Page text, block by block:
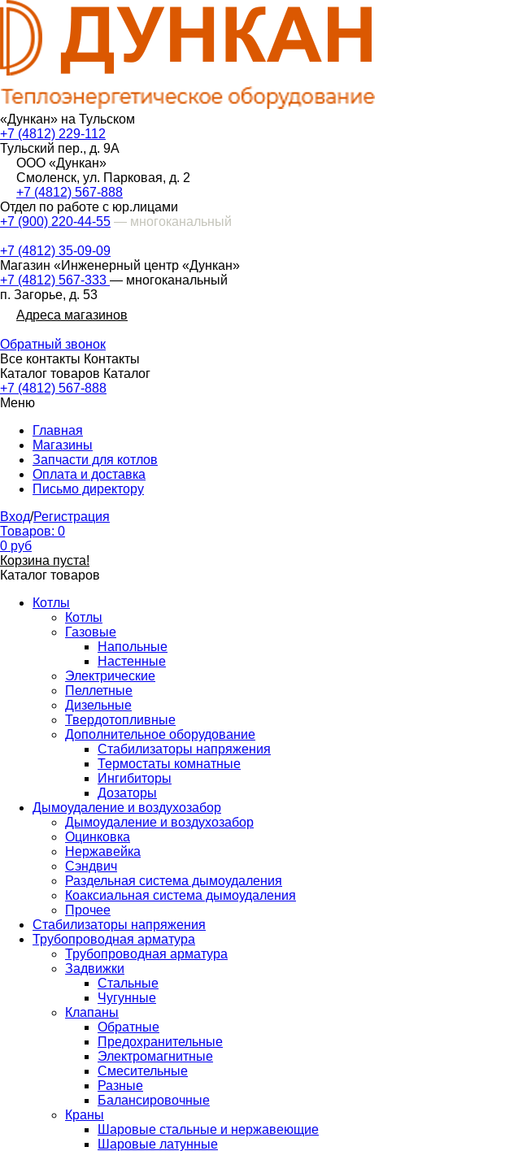
«Дункан» на Тульском
+7 (4812) 229-112
Тульский пер., д. 9А
ООО «Дункан»
Смоленск, ул. Парковая, д. 2
+7 (4812) 567-888
Отдел по работе с юр.лицами
+7 (900) 220-44-55 — многоканальный
+7 (4812) 35-09-09
Магазин «Инженерный центр «Дункан»
+7 (4812) 567-333 — многоканальный
п. Загорье, д. 53
Адреса магазинов
Обратный звонок
Все контакты Контакты
Каталог товаров Каталог
+7 (4812) 567-888
Меню
Главная
Магазины
Запчасти для котлов
Оплата и доставка
Письмо директору
Вход/Регистрация
Товаров: 0
0 руб
Корзина пуста!
Каталог товаров
Котлы
Котлы
Газовые
Напольные
Настенные
Электрические
Пеллетные
Дизельные
Твердотопливные
Дополнительное оборудование
Стабилизаторы напряжения
Термостаты комнатные
Ингибиторы
Дозаторы
Дымоудаление и воздухозабор
Дымоудаление и воздухозабор
Оцинковка
Нержавейка
Сэндвич
Раздельная система дымоудаления
Коаксиальная система дымоудаления
Прочее
Стабилизаторы напряжения
Трубопроводная арматура
Трубопроводная арматура
Задвижки
Стальные
Чугунные
Клапаны
Обратные
Предохранительные
Электромагнитные
Смесительные
Разные
Балансировочные
Краны
Шаровые стальные и нержавеющие
Шаровые латунные